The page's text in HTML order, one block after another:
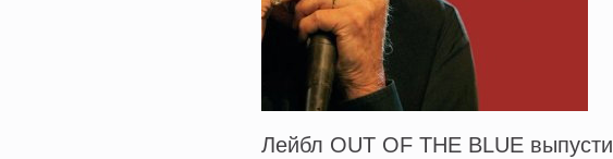
Лейбл OUT OF THE BLUE